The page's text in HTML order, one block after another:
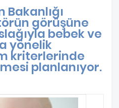
Bakanlığı
görüşüne
bebek ve
yönelik
kriterlerinde
planlanıyor.